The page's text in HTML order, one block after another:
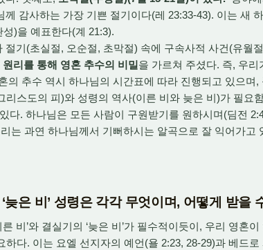
감사하는 가장 기쁜 절기이다(레 23:33-43). 이는 새
)을 예표한다(계 21:3).
기(초실절, 오순절, 초막절) 속에 구속사적 사건(유월
리를 통해 영혼 추수의 비밀을 가르쳐 주셨다. 즉, 우
의 추수 역시 하나님의 시간표에 따라 진행되고 있으며,
스도의 피)와 성령의 역사(이른 비와 늦은 비)가 필요
다. 하나님은 모든 사람이 구원받기를 원하시며(딤전
는 과연 하나님께서 기뻐하시는 알곡으로 잘 익어가고
늦은 비’ 성령은 각각 무엇이며, 어떻게 받을
비’와 결실기의 ‘늦은 비’가 필수적이듯이, 우리 영혼
하다. 이는 요엘 선지자의 예언(욜 2:23, 28-29)과 베드